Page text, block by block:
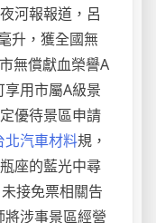
河報報道，呂
升，獲全國無
無償獻血榮譽A
用市屬A級景
優待景區申請
北汽車材料規，
座的藍光中尋
接免票相關告
將涉事景區經營